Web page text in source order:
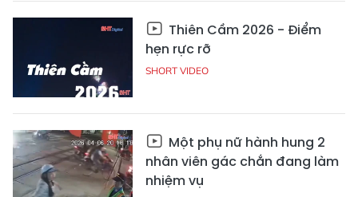
Thiên Cầm 2026 - Điểm
hẹn rực rỡ
SHORT VIDEO
Một phụ nữ hành hung 2
nhân viên gác chắn đang làm
nhiệm vụ